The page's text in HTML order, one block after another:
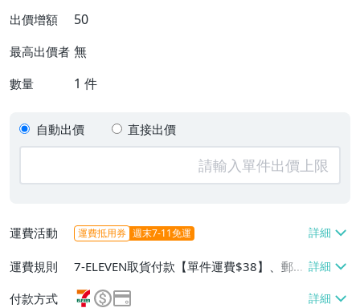
出價增額 50
最高出價者 無
數量 1 件
自動出價 直接出價
運費活動 運費抵用券 週末7-11免運
運費規則
7-ELEVEN取貨付款【單件運費$38】、郵局
掛號【單件運費$65】
付款方式